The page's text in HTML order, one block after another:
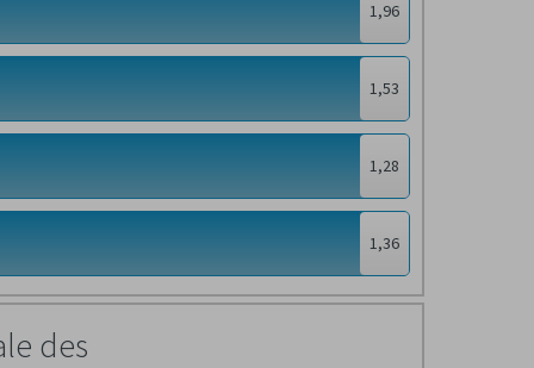
1,96
1,53
1,28
1,36
des